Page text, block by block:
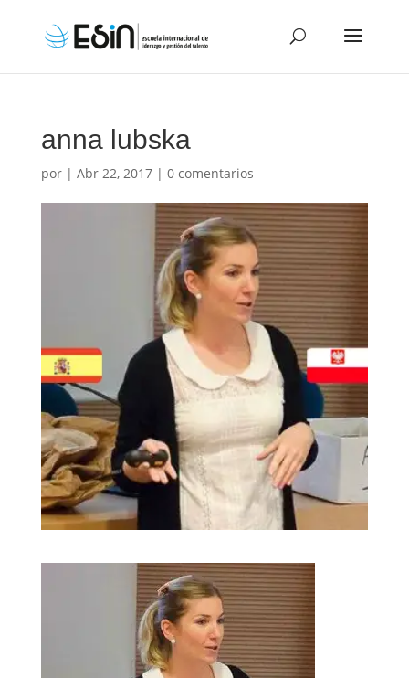
anna lubska
por | Abr 22, 2017| 0 comentarios